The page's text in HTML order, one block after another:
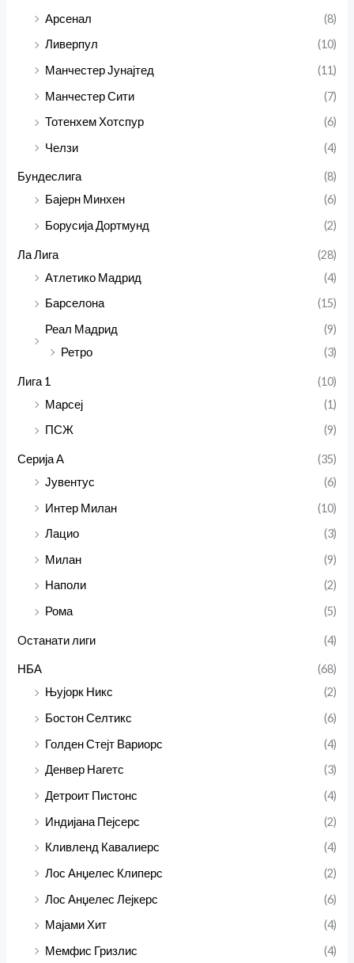
Арсенал
(8)
Ливерпул
(10)
Манчестер Јунајтед
(11)
Манчестер Сити
(7)
Тотенхем Хотспур
(6)
Челзи
(4)
Бундеслига
(8)
Бајерн Минхен
(6)
Борусија Дортмунд
(2)
Ла Лига
(28)
Атлетико Мадрид
(4)
Барселона
(15)
Реал Мадрид
(9)
Ретро
(3)
Лига 1
(10)
Марсеј
(1)
ПСЖ
(9)
Серија А
(35)
Јувентус
(6)
Интер Милан
(10)
Лацио
(3)
Милан
(9)
Наполи
(2)
Рома
(5)
Oстанати лиги (4)
НБА
(68)
Њујорк Никс
(2)
Бостон Селтикс
(6)
Голден Стејт Вариорс
(4)
Денвер Нагетс
(3)
Детроит Пистонс
(4)
Индијана Пејсерс
(2)
Кливленд Кавалиерс
(4)
Лос Анџелес Клиперс
(2)
Лос Анџелес Лејкерс
(6)
Мајами Хит
(4)
Мемфис Гризлис
(4)